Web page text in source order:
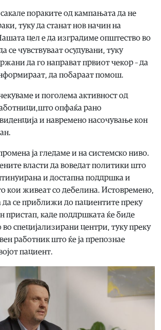
пораките од кампањата да не
туку да станат нов начин на
цел е да изградиме општество во
се чувствуваат осудувани, туку
да го направат првиот чекор – да
да побараат помош.
и поголема активност од
опфаќа рано
и навремено насочување кон
ја гледаме и на системско ниво.
власти да воведат политики што
и достапна поддршка и
кои живеат со дебелина. Истовремено,
се приближи до пациентите преку
пристап, каде поддршката ќе биде
во специјализирани центри, туку преку
работник што ќе ја препознае
пациент.